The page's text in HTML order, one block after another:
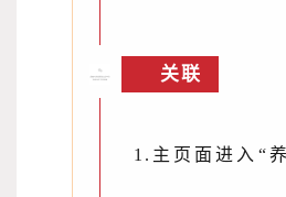
关联
1.主页面进入“